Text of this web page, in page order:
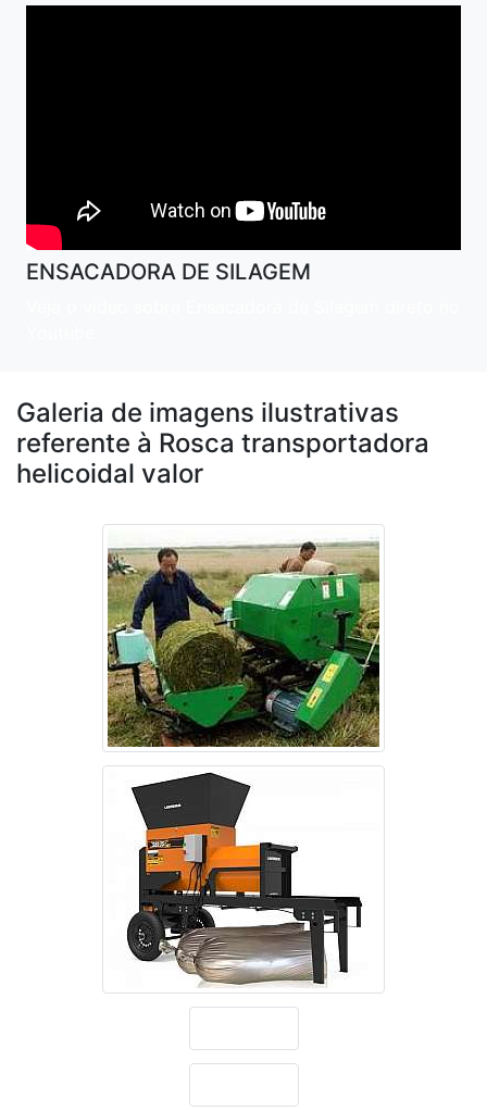
ENSACADORA DE SILAGEM
Galeria de imagens ilustrativas
referente à Rosca transportadora
helicoidal valor